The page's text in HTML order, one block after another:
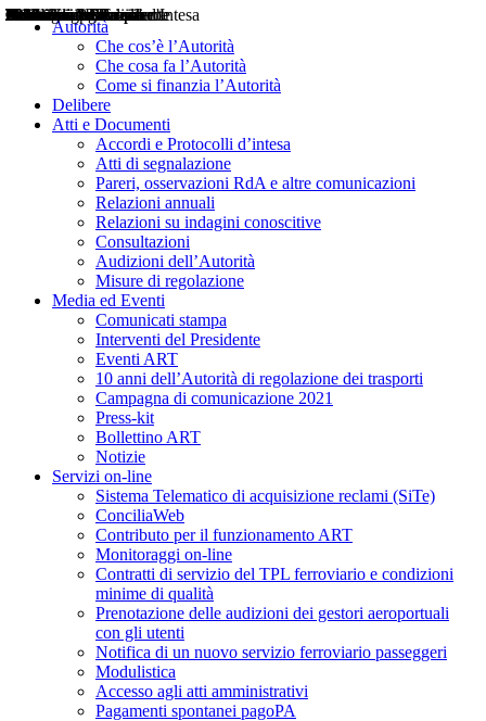
Autorità
Che cos’è l’Autorità
Che cosa fa l’Autorità
Come si finanzia l’Autorità
Delibere
Atti e Documenti
Accordi e Protocolli d’intesa
Atti di segnalazione
Pareri, osservazioni RdA e altre comunicazioni
Relazioni annuali
Relazioni su indagini conoscitive
Consultazioni
Audizioni dell’Autorità
Misure di regolazione
Media ed Eventi
Comunicati stampa
Interventi del Presidente
Eventi ART
10 anni dell’Autorità di regolazione dei trasporti
Campagna di comunicazione 2021
Press-kit
Bollettino ART
Notizie
Servizi on-line
Sistema Telematico di acquisizione reclami (SiTe)
ConciliaWeb
Contributo per il funzionamento ART
Monitoraggi on-line
Contratti di servizio del TPL ferroviario e condizioni
minime di qualità
Prenotazione delle audizioni dei gestori aeroportuali
con gli utenti
Notifica di un nuovo servizio ferroviario passeggeri
Modulistica
Accesso agli atti amministrativi
Pagamenti spontanei pagoPA
Delibere
Pareri
Consultazioni
Audizioni
Atti di Segnalazione
Accordi e Protocolli d'Intesa
Relazioni annuali
Misure di regolazione
Notizie
Comunicati Stampa
Bollettini ART
Convegni ART
Interviste del Presidente
Articoli in primo piano
Interventi del Presidente
2004
2005
2010
2013
2014
2015
2016
2017
2018
2019
202
2020
2021
2022
2023
2024
2025
2026
Aereo
Marittimo
Terrestre